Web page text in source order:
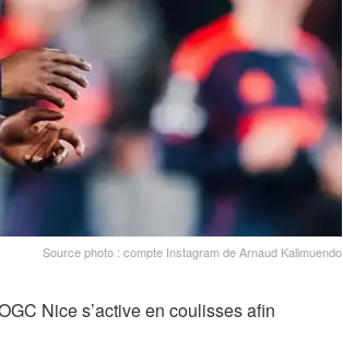
Source photo : compte Instagram de Arnaud Kalimuendo
Nice s’active en coulisses afin